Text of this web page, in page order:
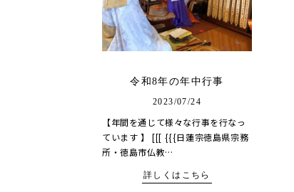
令和8年の年中行事
2023/07/24
【年間を通じて様々な行事を行なっ
ています 】 [[[ {{{日蓮宗徳島県宗務
所・徳島市仏教…
詳しくはこちら